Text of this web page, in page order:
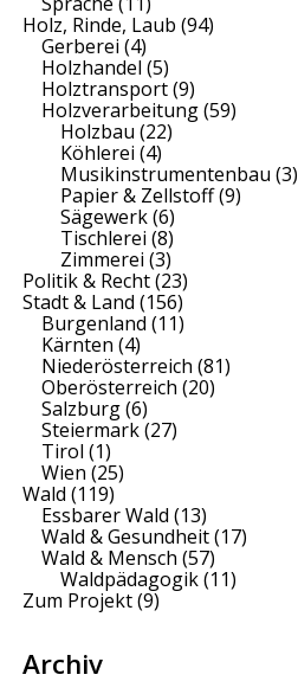
Holz, Rinde, Laub (94)
Gerberei (4)
Holzhandel (5)
Holztransport(9)
Holzverarbeitung(59)
Holzbau (22)
Köhlerei (4)
Musikinstrumentenbau (3)
Papier & Zellstoff(9)
Sägewerk(6)
Tischlerei (8)
Zimmerei (3)
Politik & Recht(23)
Stadt & Land (156)
Burgenland (11)
Kärnten (4)
Niederösterreich (81)
Oberösterreich (20)
Salzburg(6)
Steiermark(27)
Tirol (1)
Wien (25)
Wald (119)
Essbarer Wald (13)
Wald & Gesundheit(17)
Wald & Mensch (57)
Waldpädagogik(11)
Zum Projekt(9)
Archiv